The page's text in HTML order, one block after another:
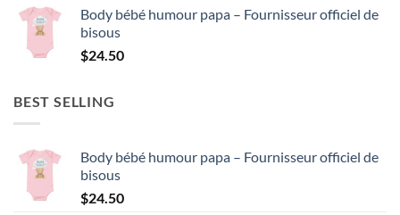
prix :
Body bébé humour papa – Fournisseur officiel de
bisous
$24.50
BEST SELLING
Body bébé humour papa – Fournisseur officiel de
bisous
$24.50